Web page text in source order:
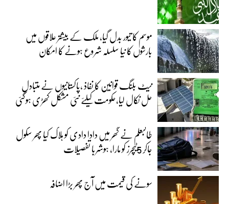
موسم کا تیور بدل گیا، ملک کے بیشتر علاقوں میں
بارشوں کا نیا سلسلہ شروع ہونے کا امکان
نیٹ بلنگ قوانین کا نفاذ ،پاکستانیوں نے متبادل
حل نکال لیا،حکومت کیلئے نئی مشکل کھڑی ہوگئی
طالبعلم نے گھر میں دادا دادی کو ہلاک کیا پھر سکول
جاکر 5ٹیچرز کو مارا، ہوشربا تفصیلات
سونے کی قیمت میں آج پھر بڑا اضافہ